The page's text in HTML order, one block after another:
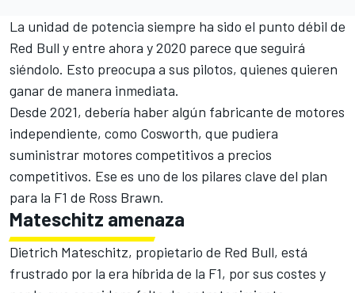
La unidad de potencia siempre ha sido el punto débil de
Red Bull y entre ahora y 2020 parece que seguirá
siéndolo. Esto preocupa a sus pilotos, quienes quieren
ganar de manera inmediata.
Desde 2021, debería haber algún fabricante de motores
independiente, como Cosworth, que pudiera
suministrar motores competitivos a precios
competitivos. Ese es uno de los pilares clave del plan
para la F1 de Ross Brawn.
Mateschitz amenaza
Dietrich Mateschitz, propietario de Red Bull, está
frustrado por la era híbrida de la F1, por sus costes y